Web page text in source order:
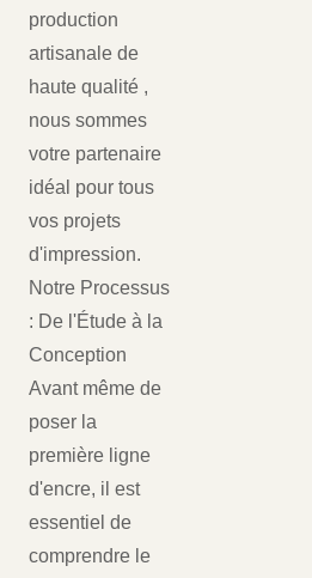
production
artisanale de
haute qualité ,
nous sommes
votre partenaire
idéal pour tous
vos projets
d'impression.
Notre Processus
: De l'Étude à la
Conception
Avant même de
poser la
première ligne
d'encre, il est
essentiel de
comprendre le